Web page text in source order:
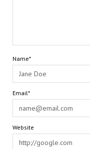
Name*
Email*
Website